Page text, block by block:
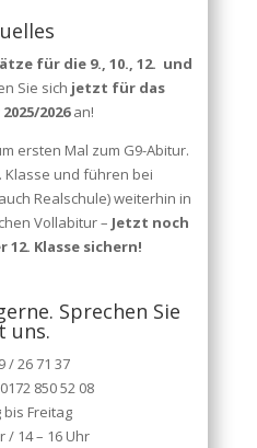
für die 9., 10., 12. und
Sie sich jetzt für das
2026an!
ersten Mal zum G9-Abitur.
Klasse und führen bei
Realschule) weiterhin in
Vollabitur – Jetzt noch
12. Klasse sichern!
Sprechen Sie
uns.
/ 26 71 37
850 52 08
bis Freitag
/ 14 – 16 Uhr